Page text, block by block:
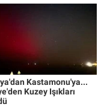
Kastamonu'ya...
Kuzey Işıkları